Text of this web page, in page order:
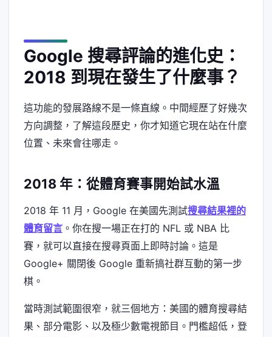
Google 搜尋評論的進化史：
2018 到現在發生了什麼事？
這功能的發展路線不是一條直線。中間經歷了好幾次
方向調整，了解這段歷史，你才知道它現在站在什麼
位置、未來會往哪走。
2018 年：從體育賽事開始試水溫
2018 年 11 月，Google 在美國先測試搜尋結果裡的
體育留言 。你在搜一場正在打的 NFL 或 NBA 比
賽，就可以直接在搜尋頁面上即時討論。這是
Google+ 關閉後 Google 重新搞社群互動的第一步
棋。
當時測試範圍很窄，就三個地方：美國的體育搜尋結
果、部分電影、以及極少數電視節目。門檻超低，登